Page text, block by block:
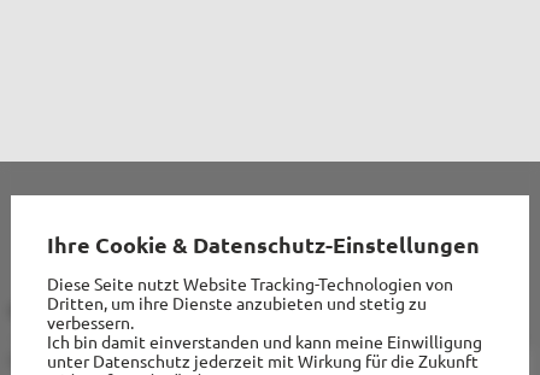
Taufe
KONTAKT
Kath. Kirchengemeinde
INFORMATIONEN
Impressum
Ihre Cookie & Datenschutz-Einstellungen
Diese Seite nutzt Website Tracking-Technologien von
Dritten, um ihre Dienste anzubieten und stetig zu
verbessern.
Ich bin damit einverstanden und kann meine Einwilligung
unter Datenschutz jederzeit mit Wirkung für die Zukunft